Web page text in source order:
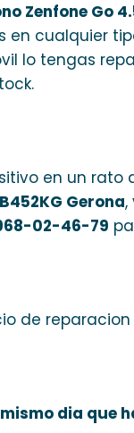
Zenfone Go
en cualquier
lo tengas
en un rato
Gerona,
02-46-79
de
dia que